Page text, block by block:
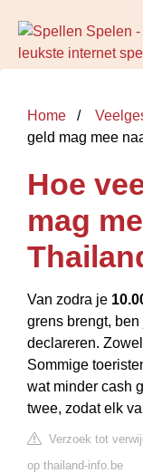
Home
geld mag mee
Hoe
mag
Van zodra je
grens brengt,
declareren.
Sommige
wat minder cash
twee, zodat elk
Verzoek tot
op thailand-info.be